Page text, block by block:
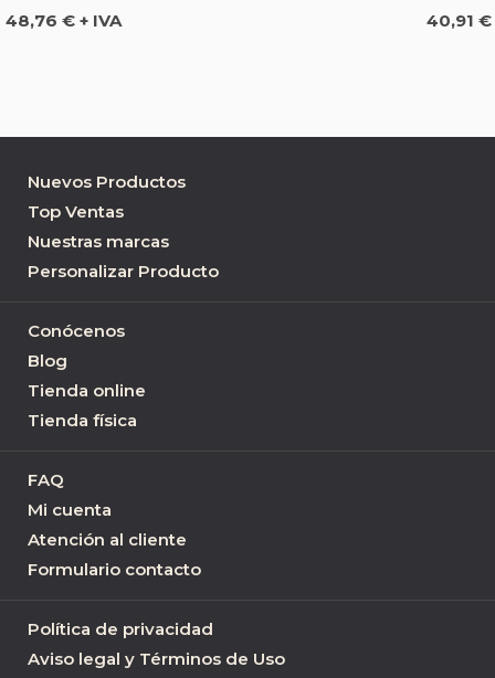
Precio
48,76 € + IVA Precio
40,91 €
Nuevos Productos
Top Ventas
Nuestras marcas
Personalizar Producto
Conócenos
Blog
Tienda online
Tienda física
FAQ
Mi cuenta
Atención al cliente
Formulario contacto
Política de privacidad
Aviso legal y Términos de Uso